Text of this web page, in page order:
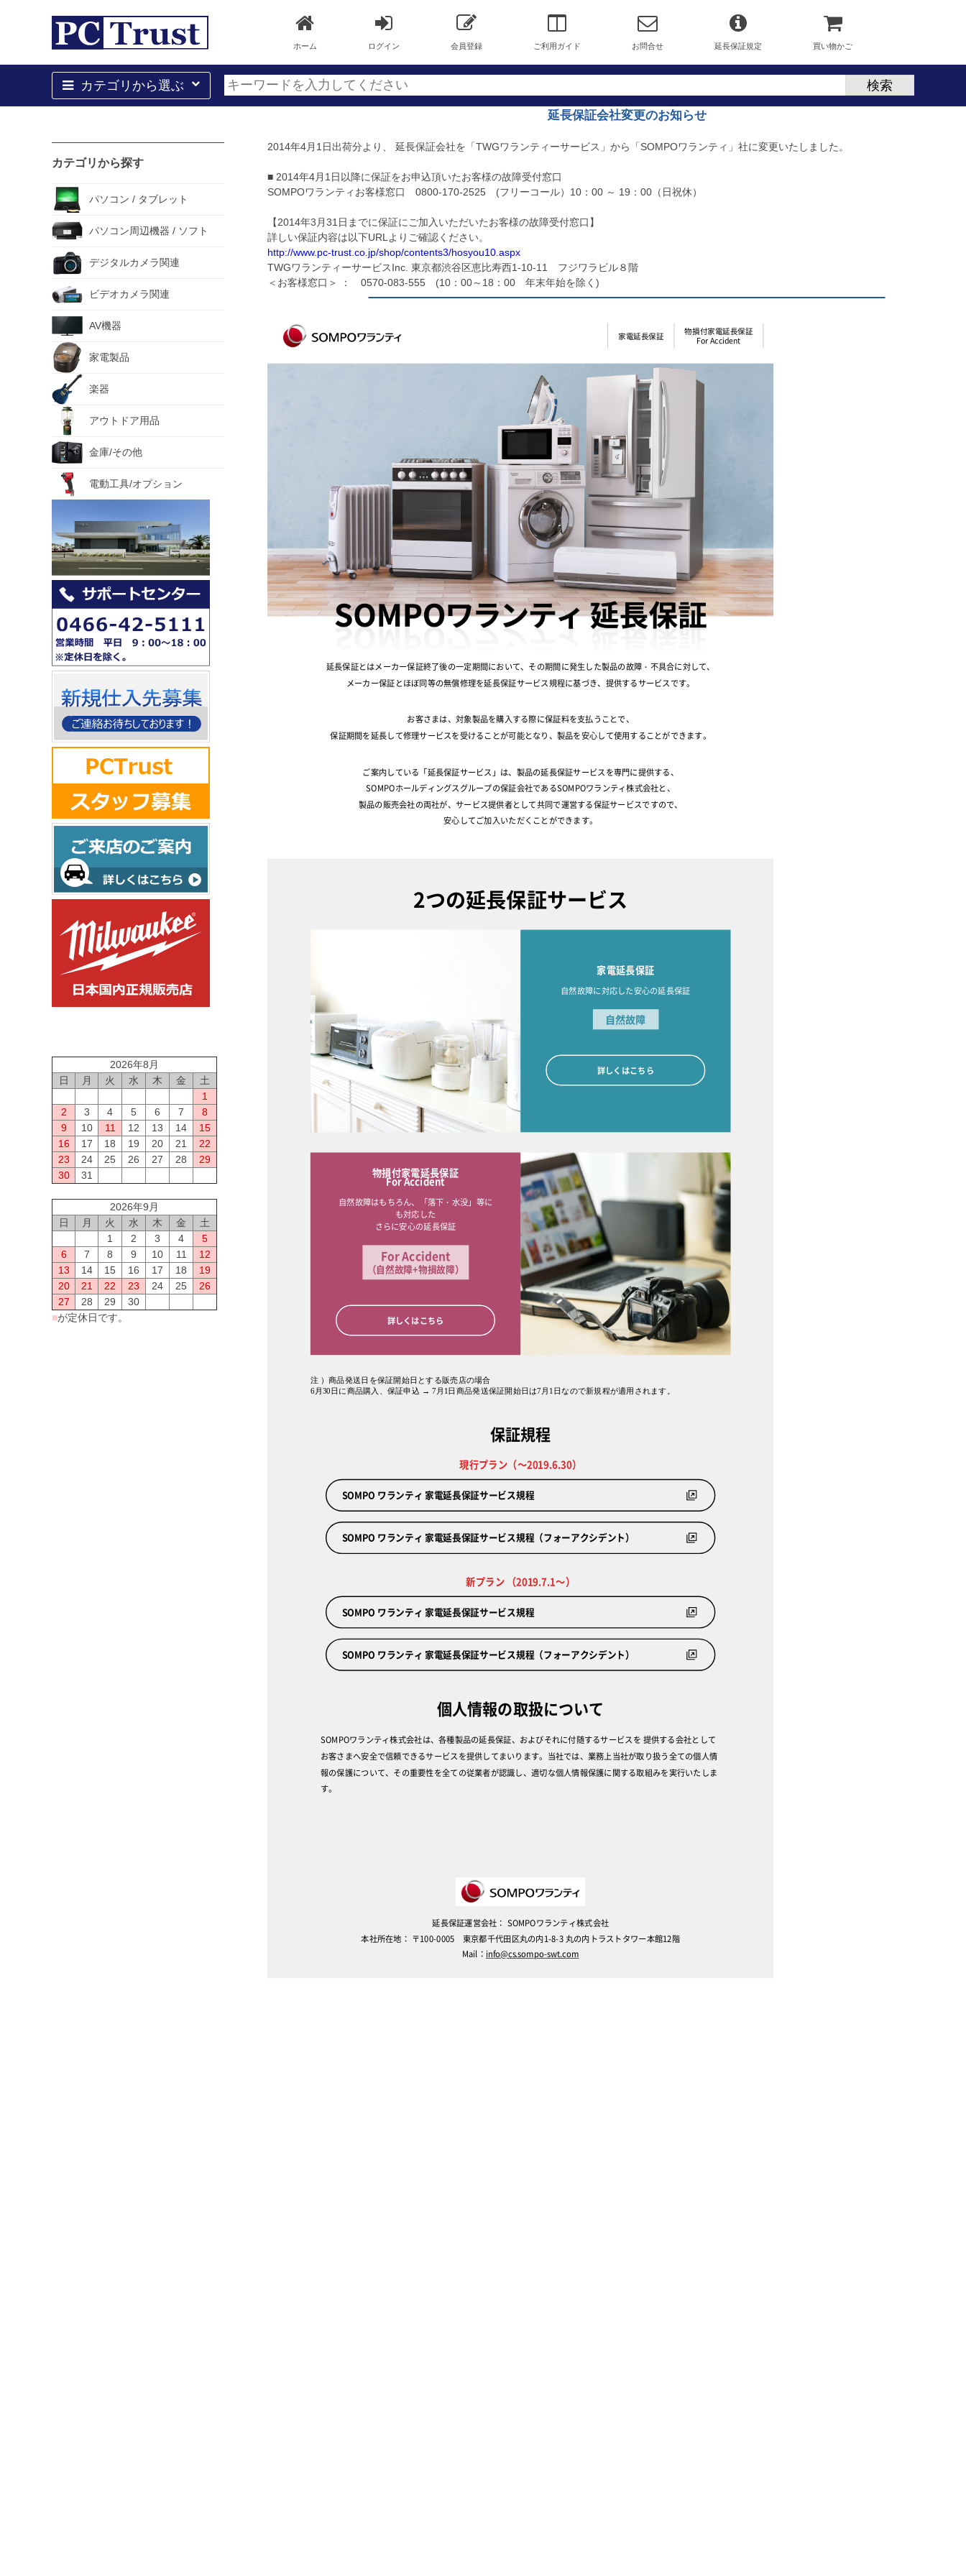
ホーム ログイン 会員登録 ご利用ガイド お問合せ 延長保証規定 買い物かご
カテゴリから選ぶ
カテゴリから探す
パソコン / タブレット
パソコン周辺機器 / ソフト
デジタルカメラ関連
ビデオカメラ関連
AV機器
家電製品
楽器
アウトドア用品
金庫/その他
電動工具/オプション
2026年8月
日
月 火 水 木 金
土
1
2
3 4 5 6 7
8
9
10 11 12 13 14
15
16
17 18 19 20 21
22
23
24 25 26 27 28
29
30
31
2026年9月
日
月 火 水 木 金
土
1
2 3 4
5
6
7 8 9 10 11
12
13
14 15 16 17 18
19
20
21 22 23 24 25
26
27
28 29
30
■が定休日です。
延長保証会社変更のお知らせ
2014年4月1日出荷分より、 延長保証会社を「TWGワランティーサービス」から「SOMPOワランティ」社に変更いたしました。
■ 2014年4月1日以降に保証をお申込頂いたお客様の故障受付窓口
SOMPOワランティお客様窓口 0800-170-2525 (フリーコール）10：00 ～ 19：00（日祝休）
【2014年3月31日までに保証にご加入いただいたお客様の故障受付窓口】
詳しい保証内容は以下URLよりご確認ください。
http://www.pc-trust.co.jp/shop/contents3/hosyou10.aspx
TWGワランティーサービスInc. 東京都渋谷区恵比寿西1-10-11 フジワラビル８階
＜お客様窓口＞ ： 0570-083-555 (10：00～18：00 年末年始を除く)